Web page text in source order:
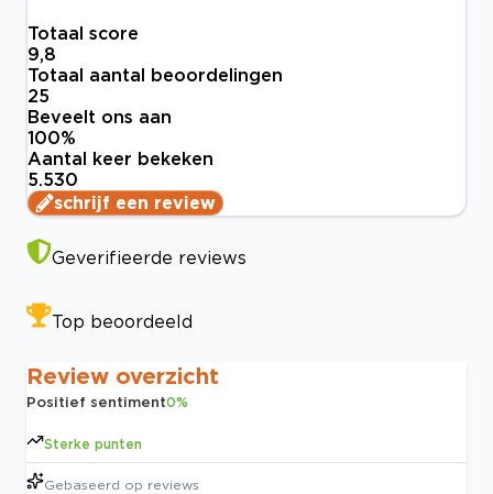
Totaal score
9,8
Totaal aantal beoordelingen
25
Beveelt ons aan
100%
Aantal keer bekeken
5.530
schrijf een review
Geverifieerde reviews
Top beoordeeld
Review overzicht
Positief sentiment0%
Sterke punten
Gebaseerd op reviews